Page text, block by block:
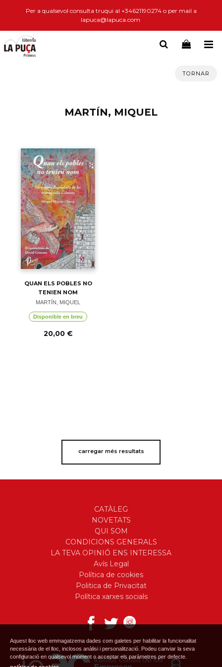
Per a qualsevol consulta truqui al +34621190274 o per mail a
lapuca@lapuca.com
TORNAR
MARTÍN, MIQUEL
QUAN ELS POBLES NO
TENIEN NOM
MARTÍN, MIQUEL
Disponible en breu
20,00 €
carregar més resultats
CATÀLEG
NOVETATS
QUI SOM
CONDICIONS GENERALS
LA TEVA OPINIÓ ENS INTERESSA
Avís Legal
Política de cookies
Politica de Privacitat
Política xarxes socials
Aquest lloc web emmagatzema dades com galetes per habilitar la funcionalitat
necessària de el lloc, inclosos anàlisi i personalització. Podeu canviar la seva
configuració en qualsevol moment o acceptar els paràmetres per defecte.